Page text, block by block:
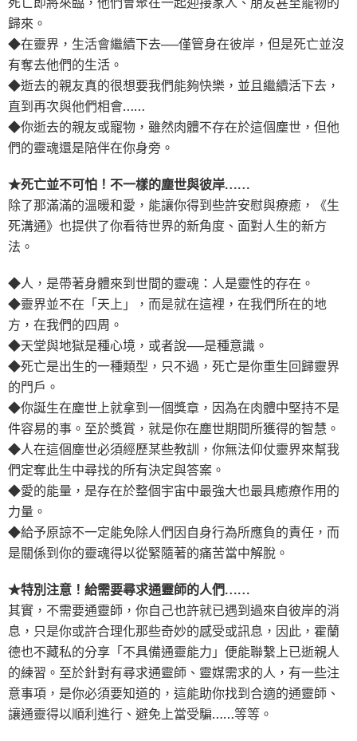
歸來。
◆在靈界，生活會繼續下去──僅管身在彼岸，但是死亡並沒
有奪去他們的生活。
◆逝去的親友真的很想要我們能夠快樂，並且繼續活下去，
直到再次與他們相會……
◆你逝去的親友或寵物，雖然肉體不存在於這個塵世，但他
們的靈魂還是陪伴在你身旁。
★死亡並不可怕！不一樣的塵世與彼岸……
除了那滿滿的溫暖和愛，能讓你得到些許安慰與療癒，《生
死溝通》也提供了你看待世界的新角度、面對人生的新方
法。
◆人，是帶著身體來到世間的靈魂：人是靈性的存在。
◆靈界並不在「天上」，而是就在這裡，在我們所在的地
方，在我們的四周。
◆天堂與地獄是種心境，或者說──是種意識。
◆死亡是出生的一種類型，只不過，死亡是你重生回歸靈界
的門戶。
◆你誕生在塵世上就拿到一個獎章，因為在肉體中堅持不是
件容易的事。至於獎賞，就是你在塵世期間所獲得的智慧。
◆人在這個塵世必須經歷某些教訓，你無法仰仗靈界來幫我
們定奪此生中尋找的所有決定與答案。
◆愛的能量，是存在於整個宇宙中最強大也最具癒療作用的
力量。
◆給予原諒不一定能免除人們因自身行為所應負的責任，而
是關係到你的靈魂得以從緊隨著的痛苦當中解脫。
★特別注意！給需要尋求通靈師的人們……
其實，不需要通靈師，你自己也許就已遇到過來自彼岸的消
息，只是你或許合理化那些奇妙的感受或訊息，因此，霍蘭
德也不藏私的分享「不具備通靈能力」便能聯繫上已逝親人
的練習。至於針對有尋求通靈師、靈媒需求的人，有一些注
意事項，是你必須要知道的，這能助你找到合適的通靈師、
讓通靈得以順利進行、避免上當受騙……等等。